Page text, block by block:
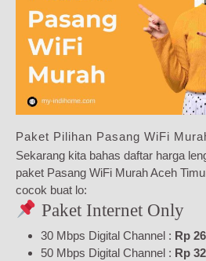
Paket Pilihan Pasang WiFi
Sekarang kita bahas daftar harga
paket Pasang WiFi Murah Aceh
cocok buat lo:
Paket Internet Only
30 Mbps Digital Channel : Rp
50 Mbps Digital Channel : Rp